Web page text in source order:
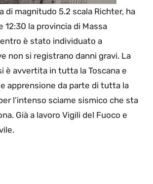
di magnitudo 5.2 scala Richter, ha
12:30 la provincia di Massa
è stato individuato a
non si registrano danni gravi. La
è avvertita in tutta la Toscana e
apprensione da parte di tutta la
l’intenso sciame sismico che sta
Già a lavoro Vigili del Fuoco e